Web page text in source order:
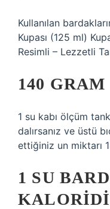
Kullanılan
Kupası (125 ml)
Resimli – Lezzetli
140
1 su kabı ölçüm
dalırsanız ve üstü
ettiğiniz un miktarı
1 SU